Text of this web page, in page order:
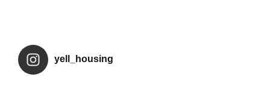
yell_housing